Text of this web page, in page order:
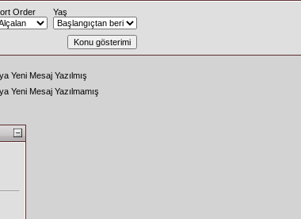
Order Yaş
Yeni Mesaj Yazılmış
Yeni Mesaj Yazılmamış